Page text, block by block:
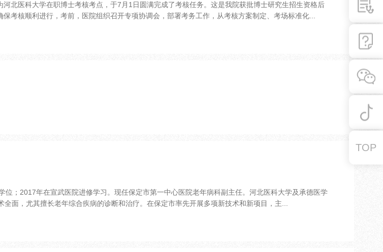
TOP
北医科大学在职博士考核考点，于7月1日圆满完成了考核任务。这是我院获批博士研究生招生资格后
考核顺利进行，考前，医院组织召开专项协调会，部署考务工作，从考核方案制定、考场标准化...
；2017年在宣武医院进修学习。现任保定市第一中心医院老年病科副主任。河北医科大学及承德医学
面，尤其擅长老年综合疾病的诊断和治疗。在保定市率先开展多项新技术和新项目，主...